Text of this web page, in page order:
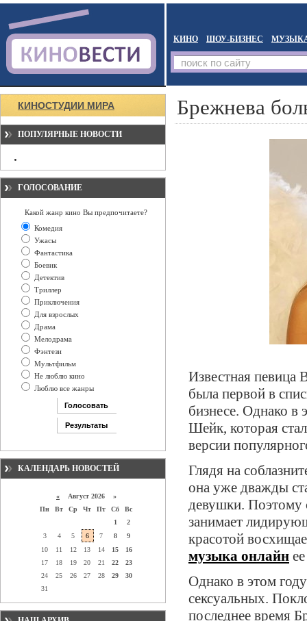
КИНО ШОУ-БИЗНЕС
КИНОСТУДИИ МИРА
ПОПУЛЯРНЫЕ НОВОСТИ
ГОЛОСОВАНИЕ
Какой жанр кино Вы предпочитаете?
Комедия
Ужасы
Фантастика
Боевик
Детектив
Триллер
Приключения
Для взрослых
Драма
Мелодрама
Фэнтези
Мультфильм
Не люблю кино
Люблю все жанры
КАЛЕНДАРЬ НОВОСТЕЙ
« Август 2026 »
Пн
Вт Ср Чт Пт Сб
Вс
1
2
3
4 5 6 7 8
9
10
11 12 13 14 15
16
17
18 19 20 21 22
23
24
25 26 27 28 29
30
31
Брежнева
Известная певица
была первой в
бизнесе. Однако в
Шейк, которая
версии
Глядя на
она уже дважды
девушки. Поэтому
занимает
красотой
музыка онлайн
Однако в этом
сексуальных.
последнее время